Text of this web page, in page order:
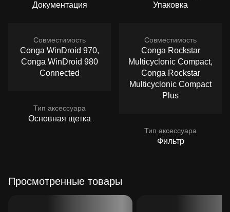
Документация
Совместимость
Conga WinDroid 970,
Conga WinDroid 980
Connected
Тип аксессуара
Основная щетка
Упаковка
Совместимость
Conga Rockstar
Multicyclonic Compact,
Conga Rockstar
Multicyclonic Compact
Plus
Тип аксессуара
Фильтр
Просмотренные товары